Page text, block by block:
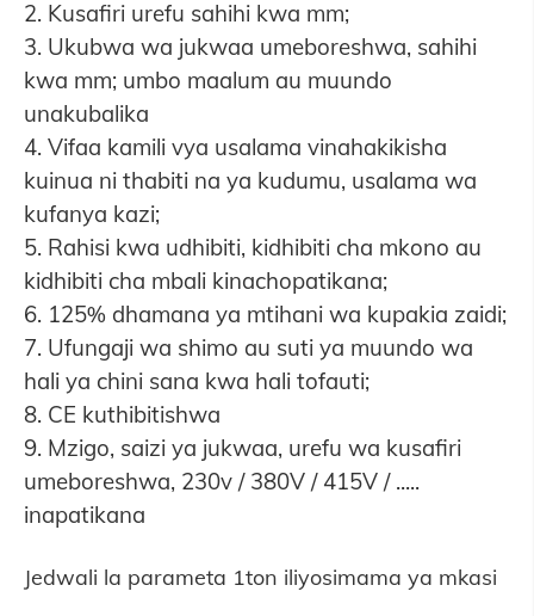
2. Kusafiri urefu sahihi kwa mm;
3. Ukubwa wa jukwaa umeboreshwa, sahihi
kwa mm; umbo maalum au muundo
unakubalika
4. Vifaa kamili vya usalama vinahakikisha
kuinua ni thabiti na ya kudumu, usalama wa
kufanya kazi;
5. Rahisi kwa udhibiti, kidhibiti cha mkono au
kidhibiti cha mbali kinachopatikana;
6. 125% dhamana ya mtihani wa kupakia zaidi;
7. Ufungaji wa shimo au suti ya muundo wa
hali ya chini sana kwa hali tofauti;
8. CE kuthibitishwa
9. Mzigo, saizi ya jukwaa, urefu wa kusafiri
umeboreshwa, 230v / 380V / 415V / .....
inapatikana
Jedwali la parameta 1ton iliyosimama ya mkasi